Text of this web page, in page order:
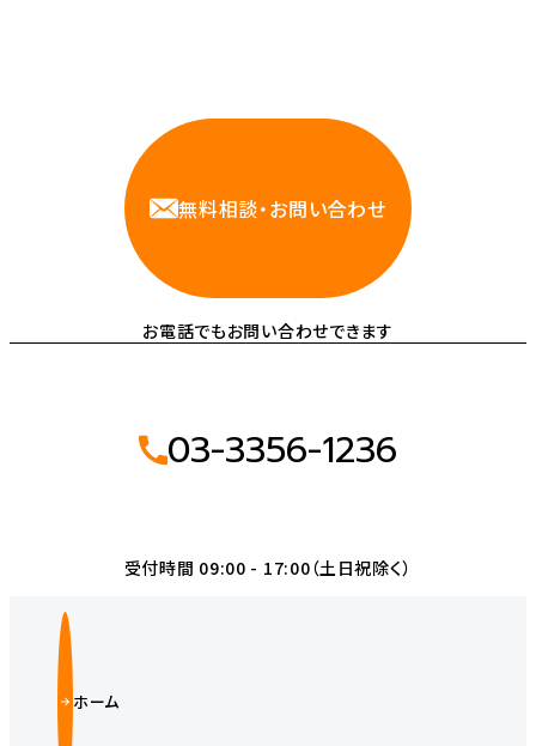
無料相談・お問い合わせ
お電話でもお問い合わせできます
03-3356-1236
受付時間 09:00 - 17:00（土日祝除く）
ホーム